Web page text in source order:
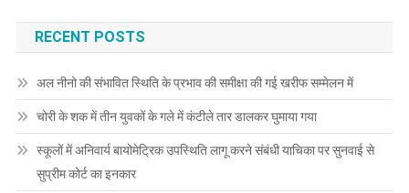
RECENT POSTS
अल नीनो की संभावित स्थिति के प्रभाव की समीक्षा की गई खरीफ सम्मेलन में
चोरी के शक में तीन युवकों के गले में कंटीले तार डालकर घुमाया गया
स्कूलों में अनिवार्य बायोमेट्रिक उपस्थिति लागू करने संबंधी याचिका पर सुनवाई से
सुप्रीम कोर्ट का इनकार